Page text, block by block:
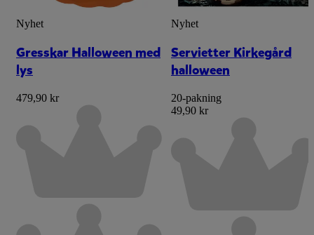
Nyhet
Gresskar Halloween med
lys
479,90 kr
Nyhet
Servietter Kirkegård
halloween
20-pakning
49,90 kr